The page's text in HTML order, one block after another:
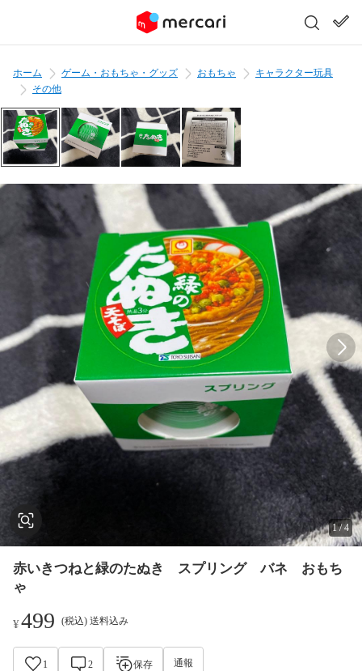
ホーム ゲーム・おもちゃ・グッズ おもちゃ
キャラクター玩具
その他
1/4
赤いきつねと緑のたぬき スプリング バネ おもち
ゃ
¥499 (税込) 送料込み
1 2 保存 通報